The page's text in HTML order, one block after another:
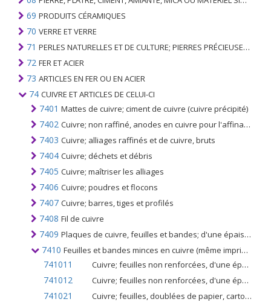
69 PRODUITS CÉRAMIQUES
70 VERRE ET VERRE
71 PERLES NATURELLES ET DE CULTURE; PIERRES PRÉCIEUSES, SEMI-PRÉCIEUSES; MÉTAUX PRÉCIEUX, PLAQUÉS OU DOUBLÉS DE MÉTAUX PRÉCIEUX ET OUVRAGES EN CES MATIÈRES; IMITATION BIJOUTERIE; PIÈCE DE MONNAIE
72 FER ET ACIER
73 ARTICLES EN FER OU EN ACIER
74 CUIVRE ET ARTICLES DE CELUI-CI
7401 Mattes de cuivre; ciment de cuivre (cuivre précipité)
7402 Cuivre; non raffiné, anodes en cuivre pour l'affinage électrolytique
7403 Cuivre; alliages raffinés et de cuivre, bruts
7404 Cuivre; déchets et débris
7405 Cuivre; maîtriser les alliages
7406 Cuivre; poudres et flocons
7407 Cuivre; barres, tiges et profilés
7408 Fil de cuivre
7409 Plaques de cuivre, feuilles et bandes; d'une épaisseur supérieure à 0,15 mm
7410 Feuilles et bandes minces en cuivre (même imprimées ou fixées sur papier, carton, matière plastique ou supports similaires) d'une épaisseur n'excédant pas 0,15 mm (support non compris)
741011 Cuivre; feuilles non renforcées, d'une épaisseur n'excédant pas 0,15 mm, en cuivre affiné
741012 Cuivre; feuilles non renforcées, d'une épaisseur n'excédant pas 0,15 mm, en alliages de cuivre
741021 Cuivre; feuilles, doublées de papier, carton, matières plastiques ou supports similaires, d'une épaisseur (à l'exclusion de tout support) inférieure ou égale à 0,15 mm, en cuivre affiné